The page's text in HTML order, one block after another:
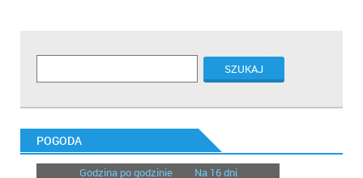
POGODA
Godzina po godzinie Na 16 dni